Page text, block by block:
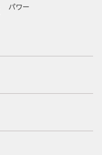
パワー